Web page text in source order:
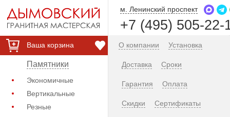
Ваша корзина
Памятники
Экономичные
Вертикальные
Резные
м. Ленинский проспект
+7 (495) 505-22-
О компании Установка
Доставка Сроки
Гарантия Оплата
Скидки Сертификаты